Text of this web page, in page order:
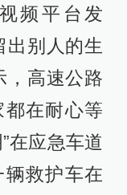
频平台发
出别人的生
，高速公路
在耐心等
在应急车道
救护车在